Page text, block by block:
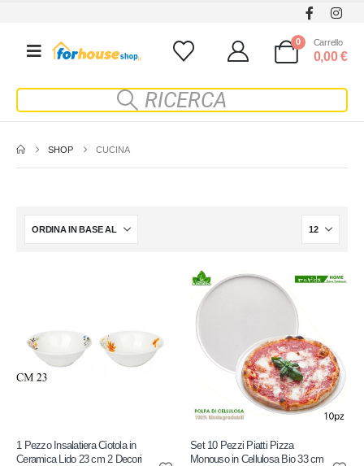
0 Carrello
0,00€
SHOP CUCINA
1 Pezzo Insalatiera Ciotola in
Ceramica Lido 23 cm 2 Decori
Set 10 Pezzi Piatti Pizza
Monouso in Cellulosa Bio 33 cm